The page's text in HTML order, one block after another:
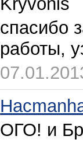
спасибо
работы,
ОГО! и